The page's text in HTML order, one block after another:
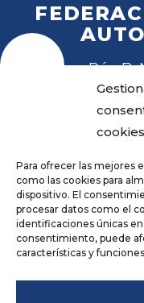
cookies
Para ofrecer las mejores
como las cookies para
dispositivo. El
procesar datos como el
identificaciones únicas
consentimiento, puede
características y
Rúa B,
Tel